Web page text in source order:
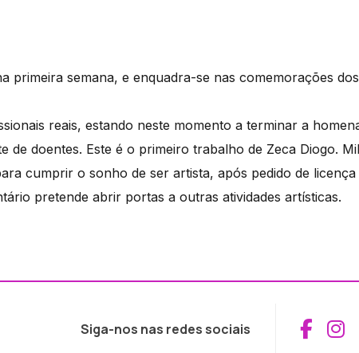
primeira semana, e enquadra-se nas comemorações
reais, estando neste momento a terminar a
de doentes. Este é o primeiro trabalho de Zeca Diogo.
cumprir o sonho de ser artista, após pedido de licença
pretende abrir portas a outras atividades artísticas.
Siga-nos nas redes sociais